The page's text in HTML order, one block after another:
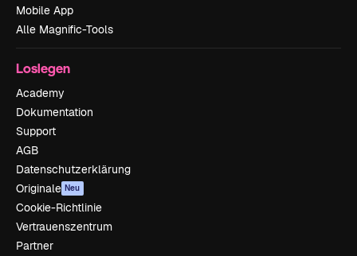
Mobile App
Alle Magnific-Tools
Loslegen
Academy
Dokumentation
Support
AGB
Datenschutzerklärung
Originale Neu
Cookie-Richtlinie
Vertrauenszentrum
Partner